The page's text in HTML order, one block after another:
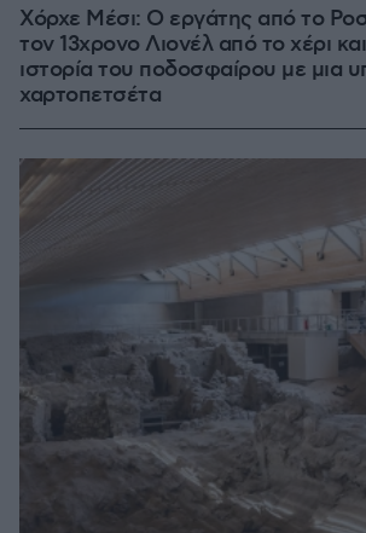
Χόρχε Μέσι: Ο εργάτης από το
τον 13χρονο Λιονέλ από το χέρι
ιστορία του ποδοσφαίρου με μια
χαρτοπετσέτα